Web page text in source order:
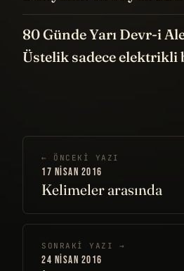
80 Günde Yarı Devr-i
Üstelik sadece elektrikli
← ÖNCEKI YAZI
17 NISAN 2016
Kelimeler arasında
SONRAKI YAZI →
24 NISAN 2016